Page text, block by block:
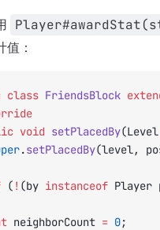
值：
class FriendsBlock
void setPlacedBy(Level
.setPlacedBy(level,
( ! (by instanceof Player
neighborCount = 0;